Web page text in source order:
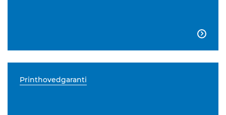

Printhovedgaranti